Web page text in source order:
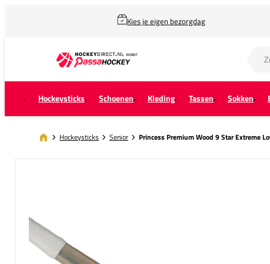
Kies je eigen bezorgdag
Hockeysticks Schoenen Kleding Tassen Sokken
Hockeysticks Senior Princess Premium Wood 9 Star Extreme